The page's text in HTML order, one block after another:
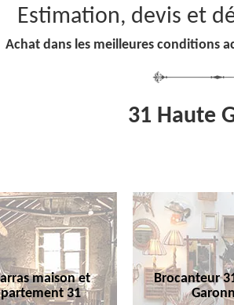
Estimation, devis et
Achat dans les meilleures conditions
31 Haute
maison et
31
Brocanteur